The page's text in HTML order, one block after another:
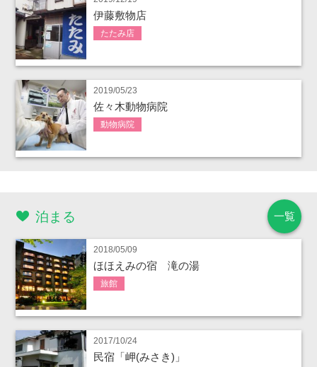
伊藤敷物店
たたみ店
2019/05/23
佐々木動物病院
動物病院
一覧
泊まる
2018/05/09
ほほえみの宿 滝の湯
旅館
2017/10/24
民宿「岬(みさき)」